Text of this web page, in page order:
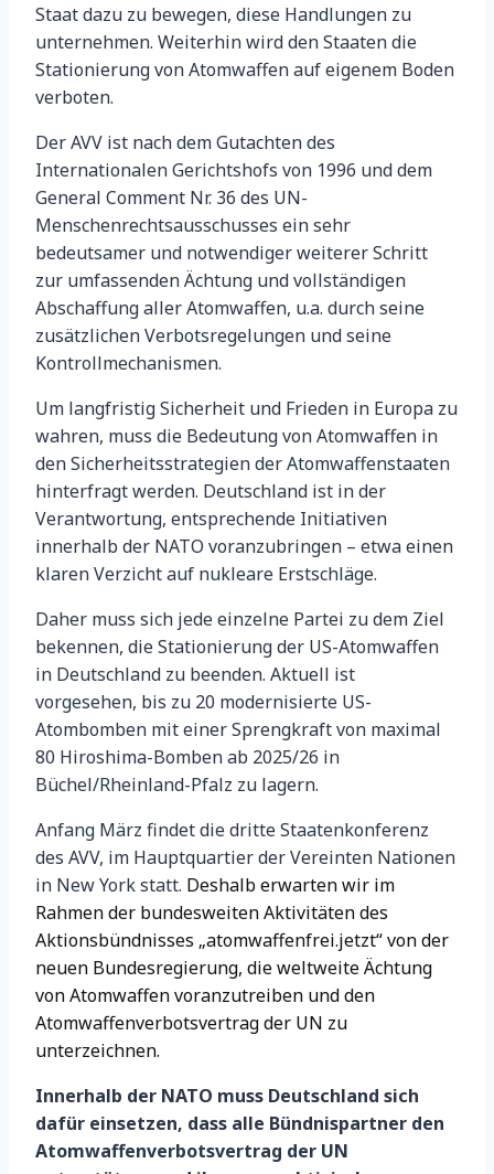
Staat dazu zu bewegen, diese Handlungen zu
unternehmen. Weiterhin wird den Staaten die
Stationierung von Atomwaffen auf eigenem Boden
verboten.
Der AVV ist nach dem Gutachten des
Internationalen Gerichtshofs von 1996 und dem
General Comment Nr. 36 des UN-
Menschenrechtsausschusses ein sehr
bedeutsamer und notwendiger weiterer Schritt
zur umfassenden Ächtung und vollständigen
Abschaffung aller Atomwaffen, u.a. durch seine
zusätzlichen Verbotsregelungen und seine
Kontrollmechanismen.
Um langfristig Sicherheit und Frieden in Europa zu
wahren, muss die Bedeutung von Atomwaffen in
den Sicherheitsstrategien der Atomwaffenstaaten
hinterfragt werden. Deutschland ist in der
Verantwortung, entsprechende Initiativen
innerhalb der NATO voranzubringen – etwa einen
klaren Verzicht auf nukleare Erstschläge.
Daher muss sich jede einzelne Partei zu dem Ziel
bekennen, die Stationierung der US-Atomwaffen
in Deutschland zu beenden. Aktuell ist
vorgesehen, bis zu 20 modernisierte US-
Atombomben mit einer Sprengkraft von maximal
80 Hiroshima-Bomben ab 2025/26 in
Büchel/Rheinland-Pfalz zu lagern.
Anfang März findet die dritte Staatenkonferenz
des AVV, im Hauptquartier der Vereinten Nationen
in New York statt. Deshalb erwarten wir im
Rahmen der bundesweiten Aktivitäten des
Aktionsbündnisses „atomwaffenfrei.jetzt“ von der
neuen Bundesregierung, die weltweite Ächtung
von Atomwaffen voranzutreiben und den
Atomwaffenverbotsvertrag der UN zu
unterzeichnen.
Innerhalb der NATO muss Deutschland sich
dafür einsetzen, dass alle Bündnispartner den
Atomwaffenverbotsvertrag der UN